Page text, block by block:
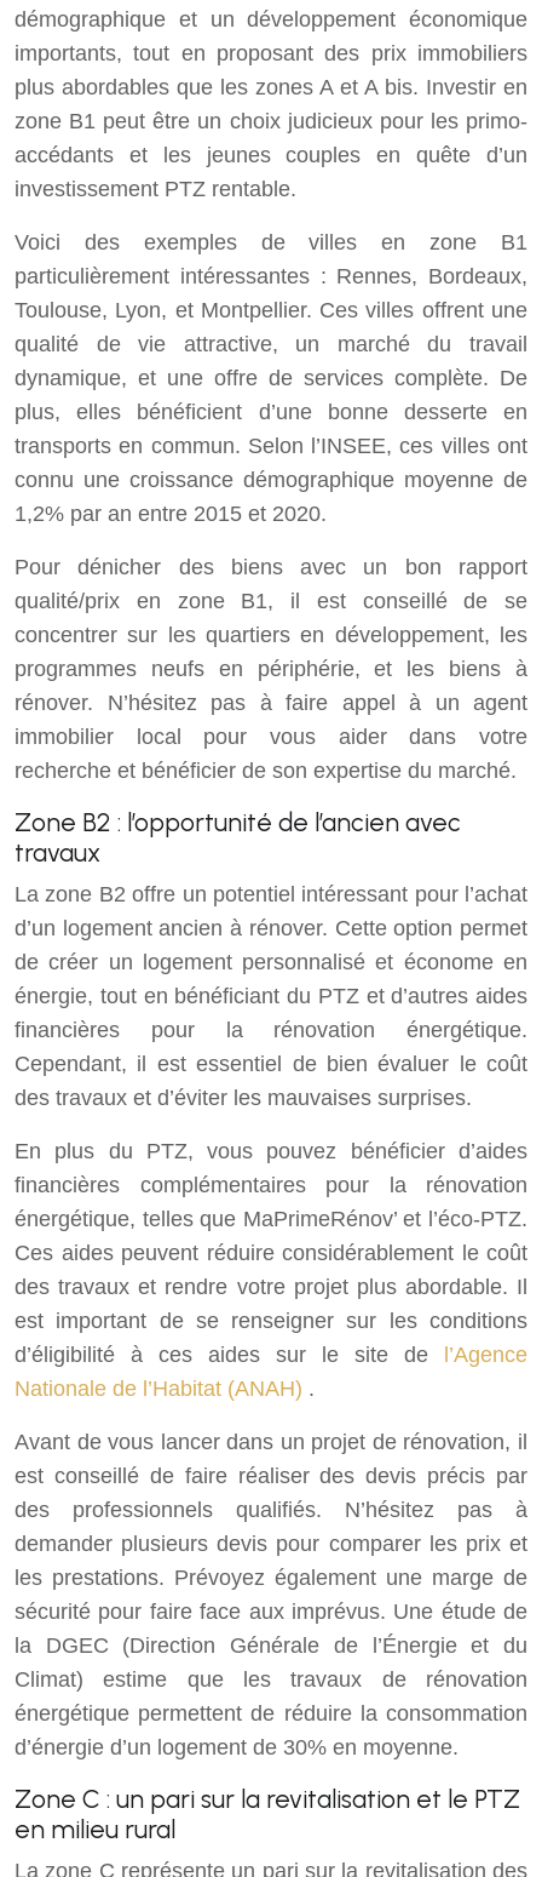
démographique et un développement économique
importants, tout en proposant des prix immobiliers
plus abordables que les zones A et A bis. Investir en
zone B1 peut être un choix judicieux pour les primo-
accédants et les jeunes couples en quête d’un
investissement PTZ rentable.
Voici des exemples de villes en zone B1
particulièrement intéressantes : Rennes, Bordeaux,
Toulouse, Lyon, et Montpellier. Ces villes offrent une
qualité de vie attractive, un marché du travail
dynamique, et une offre de services complète. De
plus, elles bénéficient d’une bonne desserte en
transports en commun. Selon l’INSEE, ces villes ont
connu une croissance démographique moyenne de
1,2% par an entre 2015 et 2020.
Pour dénicher des biens avec un bon rapport
qualité/prix en zone B1, il est conseillé de se
concentrer sur les quartiers en développement, les
programmes neufs en périphérie, et les biens à
rénover. N’hésitez pas à faire appel à un agent
immobilier local pour vous aider dans votre
recherche et bénéficier de son expertise du marché.
Zone B2 : l’opportunité de l’ancien avec
travaux
La zone B2 offre un potentiel intéressant pour l’achat
d’un logement ancien à rénover. Cette option permet
de créer un logement personnalisé et économe en
énergie, tout en bénéficiant du PTZ et d’autres aides
financières pour la rénovation énergétique.
Cependant, il est essentiel de bien évaluer le coût
des travaux et d’éviter les mauvaises surprises.
En plus du PTZ, vous pouvez bénéficier d’aides
financières complémentaires pour la rénovation
énergétique, telles que MaPrimeRénov’ et l’éco-PTZ.
Ces aides peuvent réduire considérablement le coût
des travaux et rendre votre projet plus abordable. Il
est important de se renseigner sur les conditions
d’éligibilité à ces aides sur le site de l’Agence
Nationale de l’Habitat (ANAH) .
Avant de vous lancer dans un projet de rénovation, il
est conseillé de faire réaliser des devis précis par
des professionnels qualifiés. N’hésitez pas à
demander plusieurs devis pour comparer les prix et
les prestations. Prévoyez également une marge de
sécurité pour faire face aux imprévus. Une étude de
la DGEC (Direction Générale de l’Énergie et du
Climat) estime que les travaux de rénovation
énergétique permettent de réduire la consommation
d’énergie d’un logement de 30% en moyenne.
Zone C : un pari sur la revitalisation et le PTZ
en milieu rural
La zone C représente un pari sur la revitalisation des